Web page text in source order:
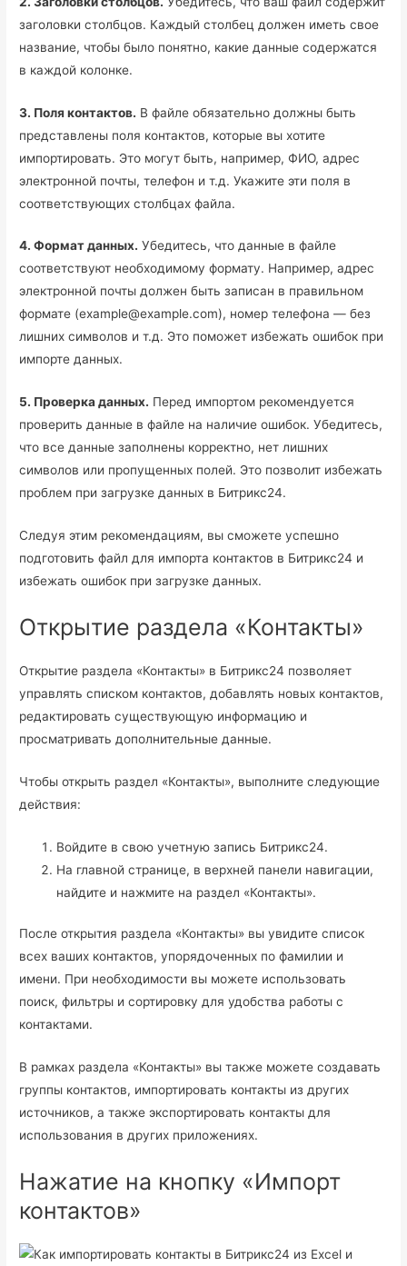
заголовки столбцов. Каждый столбец должен иметь свое
название, чтобы было понятно, какие данные содержатся
в каждой колонке.
3. Поля контактов. В файле обязательно должны быть
представлены поля контактов, которые вы хотите
импортировать. Это могут быть, например, ФИО, адрес
электронной почты, телефон и т.д. Укажите эти поля в
соответствующих столбцах файла.
4. Формат данных. Убедитесь, что данные в файле
соответствуют необходимому формату. Например, адрес
электронной почты должен быть записан в правильном
формате (example@example.com), номер телефона — без
лишних символов и т.д. Это поможет избежать ошибок при
импорте данных.
5. Проверка данных. Перед импортом рекомендуется
проверить данные в файле на наличие ошибок. Убедитесь,
что все данные заполнены корректно, нет лишних
символов или пропущенных полей. Это позволит избежать
проблем при загрузке данных в Битрикс24.
Следуя этим рекомендациям, вы сможете успешно
подготовить файл для импорта контактов в Битрикс24 и
избежать ошибок при загрузке данных.
Открытие раздела «Контакты»
Открытие раздела «Контакты» в Битрикс24 позволяет
управлять списком контактов, добавлять новых контактов,
редактировать существующую информацию и
просматривать дополнительные данные.
Чтобы открыть раздел «Контакты», выполните следующие
действия:
Войдите в свою учетную запись Битрикс24.
На главной странице, в верхней панели навигации,
найдите и нажмите на раздел «Контакты».
После открытия раздела «Контакты» вы увидите список
всех ваших контактов, упорядоченных по фамилии и
имени. При необходимости вы можете использовать
поиск, фильтры и сортировку для удобства работы с
контактами.
В рамках раздела «Контакты» вы также можете создавать
группы контактов, импортировать контакты из других
источников, а также экспортировать контакты для
использования в других приложениях.
Нажатие на кнопку «Импорт
контактов»